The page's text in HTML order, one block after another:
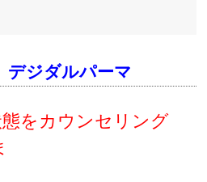
パーマ
をカウンセリング